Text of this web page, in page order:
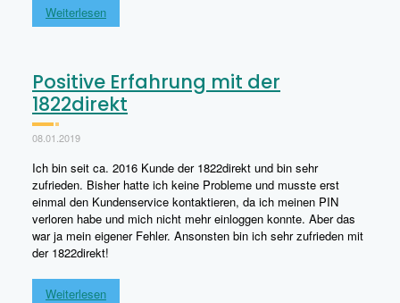
Weiterlesen
Positive Erfahrung mit der
1822direkt
08.01.2019
Ich bin seit ca. 2016 Kunde der 1822direkt und bin sehr
zufrieden. Bisher hatte ich keine Probleme und musste erst
einmal den Kundenservice kontaktieren, da ich meinen PIN
verloren habe und mich nicht mehr einloggen konnte. Aber das
war ja mein eigener Fehler. Ansonsten bin ich sehr zufrieden mit
der 1822direkt!
Weiterlesen